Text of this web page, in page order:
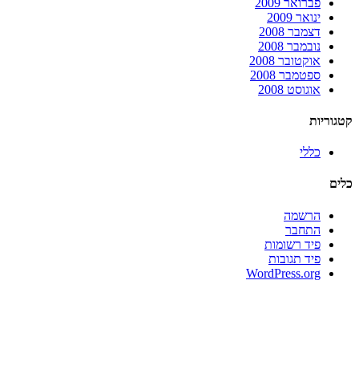
ינואר 2009
דצמבר 2008
נובמבר 2008
אוקטובר 2008
ספטמבר 2008
אוגוסט 2008
קטגוריות
כללי
כלים
הרשמה
התחבר
פיד רשומות
פיד תגובות
WordPress.org